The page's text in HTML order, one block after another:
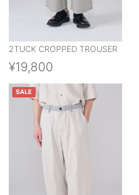
2TUCK CROPPED TROUSER
¥19,800
SALE